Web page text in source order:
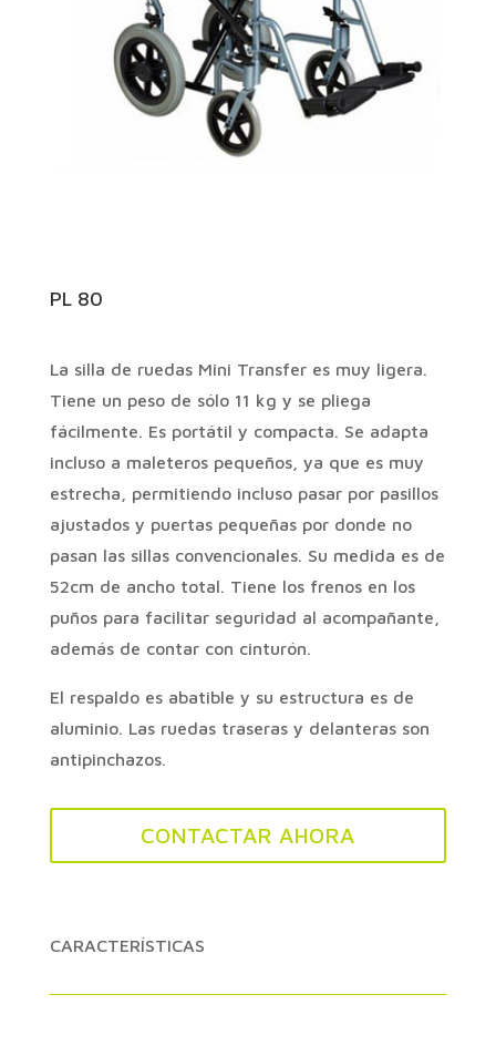
PL 80
La silla de ruedas Mini Transfer es muy ligera.
Tiene un peso de sólo 11 kg y se pliega
fácilmente. Es portátil y compacta. Se adapta
incluso a maleteros pequeños, ya que es muy
estrecha, permitiendo incluso pasar por pasillos
ajustados y puertas pequeñas por donde no
pasan las sillas convencionales. Su medida es de
52cm de ancho total. Tiene los frenos en los
puños para facilitar seguridad al acompañante,
además de contar con cinturón.
El respaldo es abatible y su estructura es de
aluminio. Las ruedas traseras y delanteras son
antipinchazos.
CONTACTAR AHORA
CARACTERÍSTICAS